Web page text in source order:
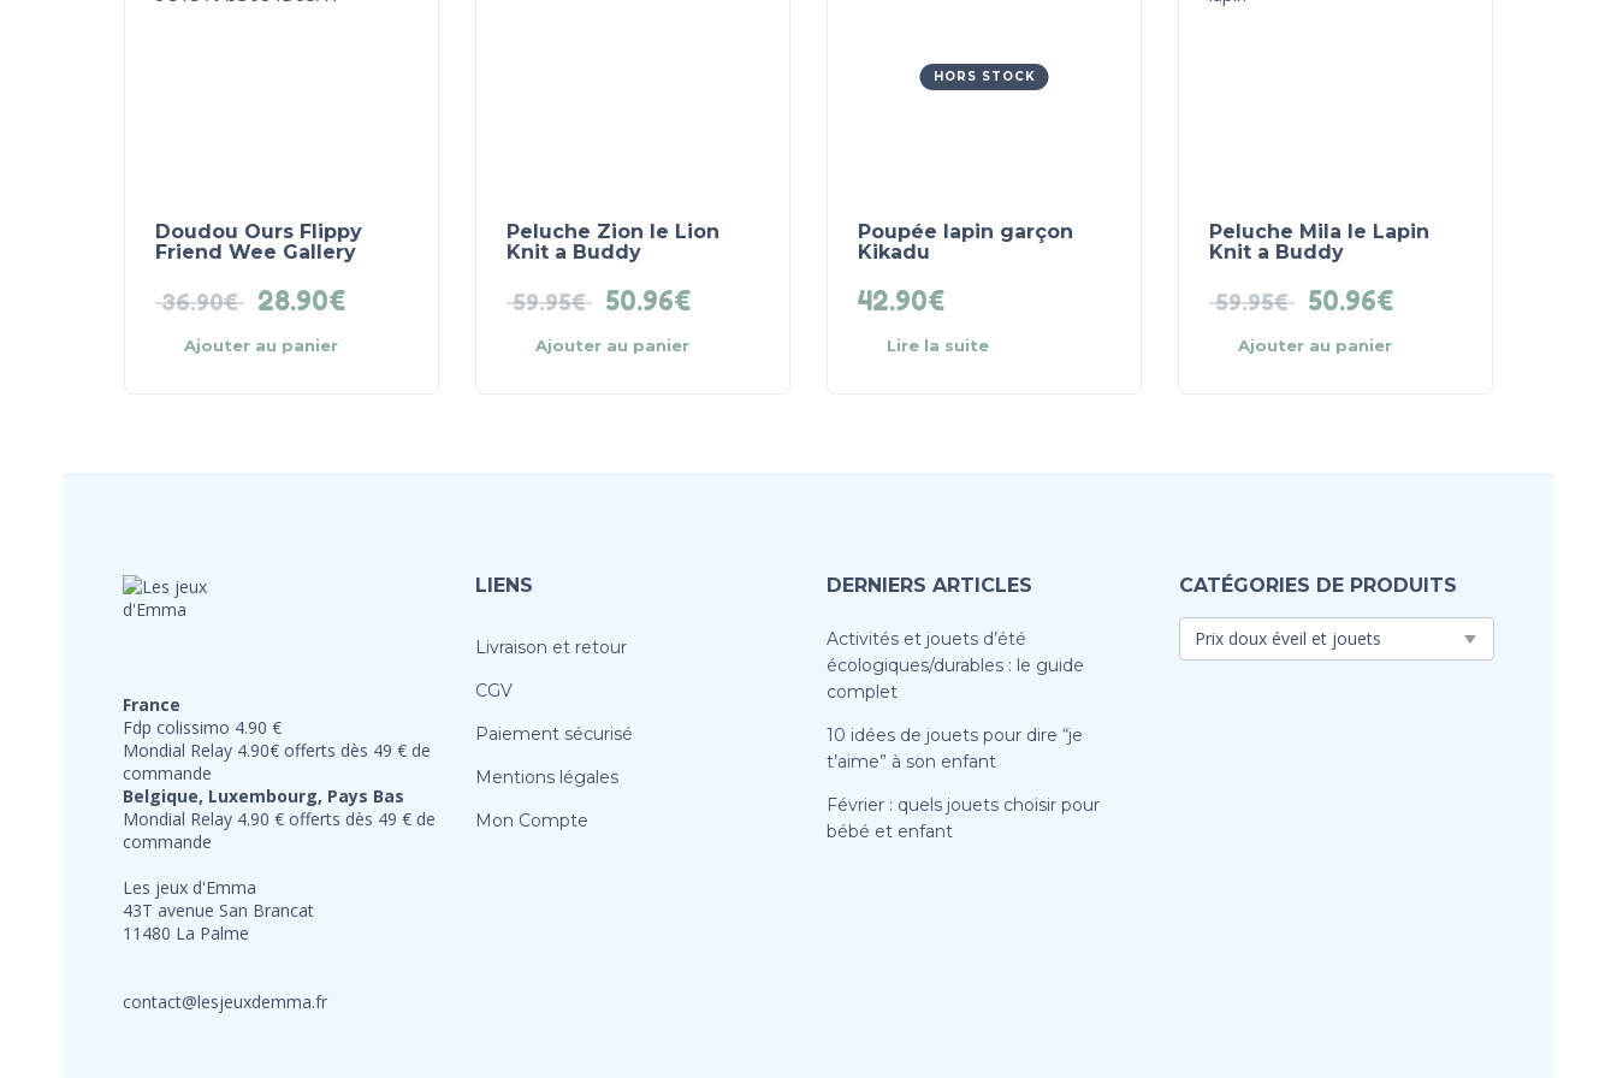
Doudou Ours Flippy
Friend Wee Gallery
36.90€ 28.90€
Ajouter au panier
Peluche Zion le Lion
Knit a Buddy
59.95€ 50.96€
Ajouter au panier
HORS STOCK
Poupée lapin garçon
Kikadu
42.90€
Lire la suite
Peluche Mila le Lapin
Knit a Buddy
59.95€ 50.96€
Ajouter au panier
France
Fdp colissimo 4.90 €
Mondial Relay 4.90€ offerts dès 49 € de
commande
Belgique, Luxembourg, Pays Bas
Mondial Relay 4.90 € offerts dès 49 € de
commande
Les jeux d'Emma
43T avenue San Brancat
11480 La Palme
contact@lesjeuxdemma.fr
LIENS
Livraison et retour
CGV
Paiement sécurisé
Mentions légales
Mon Compte
DERNIERS ARTICLES
Activités et jouets d’été
écologiques/durables : le guide
complet
10 idées de jouets pour dire “je
t’aime” à son enfant
Février : quels jouets choisir pour
bébé et enfant
CATÉGORIES DE PRODUITS